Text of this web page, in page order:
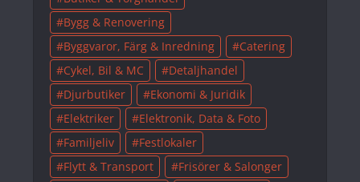
Bygg & Renovering
Byggvaror, Färg & Inredning
Catering
Cykel, Bil & MC
Detaljhandel
Djurbutiker
Ekonomi & Juridik
Elektriker
Elektronik, Data & Foto
Familjeliv
Festlokaler
Flytt & Transport
Frisörer & Salonger